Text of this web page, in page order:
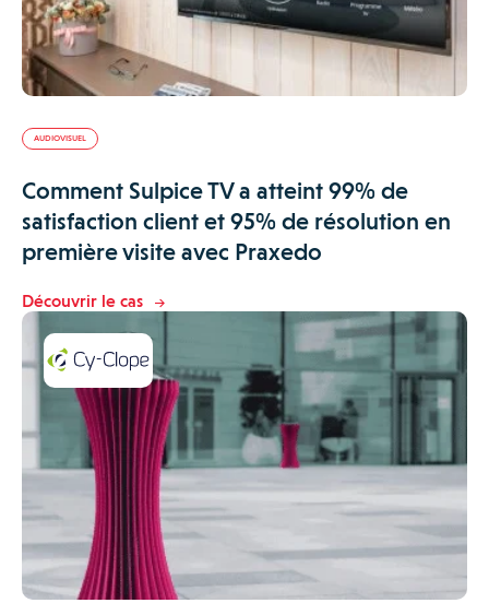
AUDIOVISUEL
Comment Sulpice TV a atteint 99% de
satisfaction client et 95% de résolution en
première visite avec Praxedo
Découvrir le cas